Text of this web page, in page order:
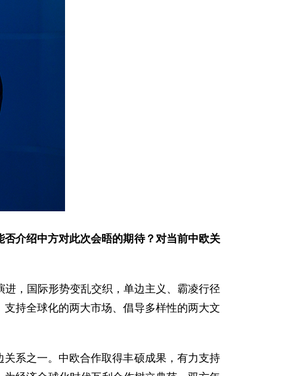
介绍中方对此次会晤的期待？对当前中欧关
，国际形势变乱交织，单边主义、霸凌行径
持全球化的两大市场、倡导多样性的两大文
系之一。中欧合作取得丰硕成果，有力支持